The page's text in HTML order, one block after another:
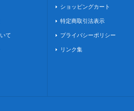
て
ショッピングカート
特定商取引法表示
プライバシーポリシー
リンク集